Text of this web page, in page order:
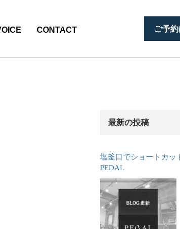
CONTACT ご予
最新の投稿
塩釜口でショートカッ
PEDAL